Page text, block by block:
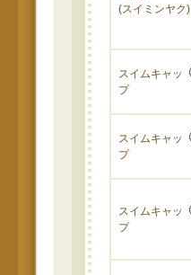
(スイミンヤク)
スイムキャッ
プ
スイムキャッ
プ
スイムキャッ
プ